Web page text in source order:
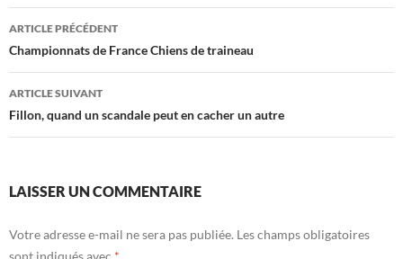
Navigation
des
articles
ARTICLE PRÉCÉDENT
Championnats de France Chiens de traineau
ARTICLE SUIVANT
Fillon, quand un scandale peut en cacher un autre
LAISSER UN COMMENTAIRE
Votre adresse e-mail ne sera pas publiée. Les champs obligatoires